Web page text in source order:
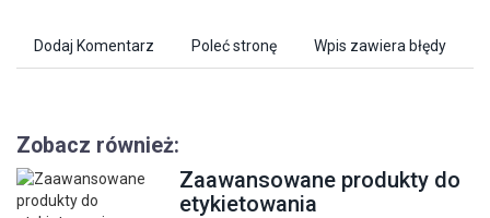
Dodaj Komentarz Poleć stronę Wpis zawiera błędy
Zobacz również:
Zaawansowane produkty do
etykietowania